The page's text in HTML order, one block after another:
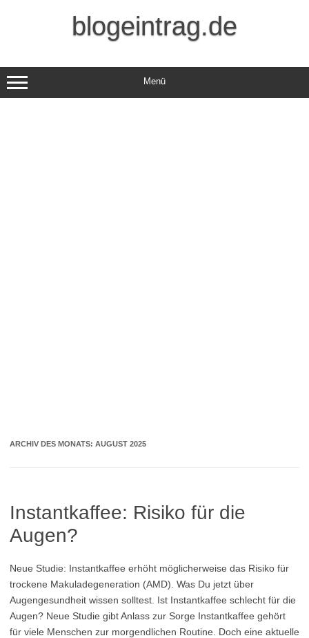
blogeintrag.de
Menü
ARCHIV DES MONATS: AUGUST 2025
Instantkaffee: Risiko für die
Augen?
Neue Studie: Instantkaffee erhöht möglicherweise das Risiko für
trockene Makuladegeneration (AMD). Was Du jetzt über
Augengesundheit wissen solltest. Ist Instantkaffee schlecht für die
Augen? Neue Studie gibt Anlass zur Sorge Instantkaffee gehört
für viele Menschen zur morgendlichen Routine. Doch eine aktuelle